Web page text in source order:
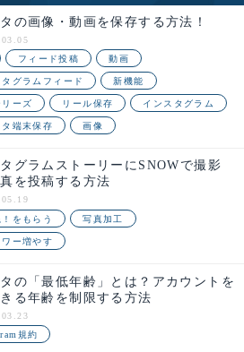
の画像・動画を保存する方法！
フィード投稿 動画
タグラムフィード 新機能
ーズ リール保存 インスタグラム
タ端末保存 画像
グラムストーリーにSNOWで撮影
を投稿する方法
をもらう
写真加工
ワー増やす
の「最低年齢」とは？アカウントを
る年齢を制限する方法
規約